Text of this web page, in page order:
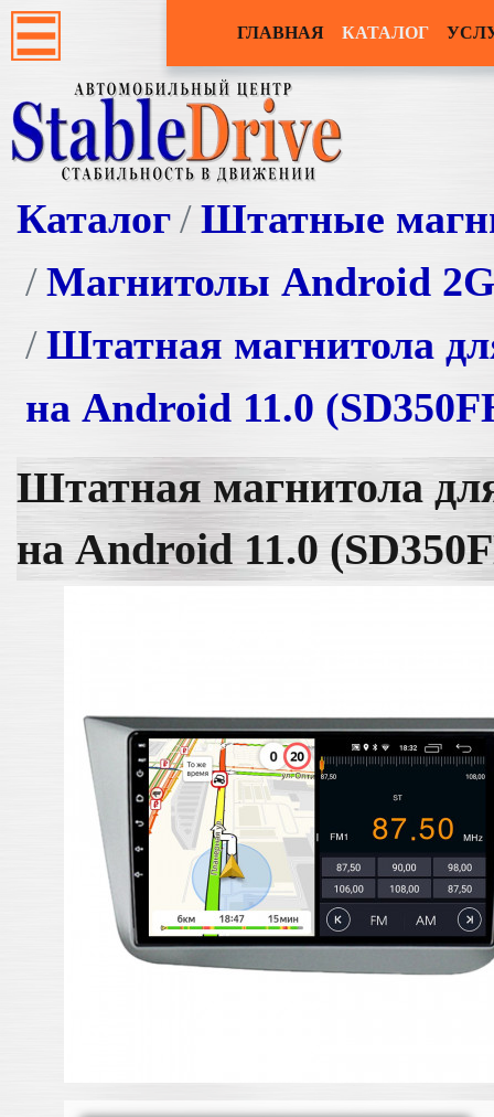
ГЛАВНАЯ КАТАЛОГ
Каталог
Штатные
Магнитолы Android
Штатная магнитола
на Android 11.0
Штатная магнитола
на Android 11.0